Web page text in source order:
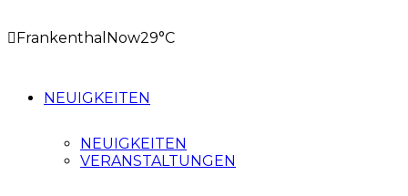
Frankenthal Now29°C
NEUIGKEITEN
NEUIGKEITEN
VERANSTALTUNGEN